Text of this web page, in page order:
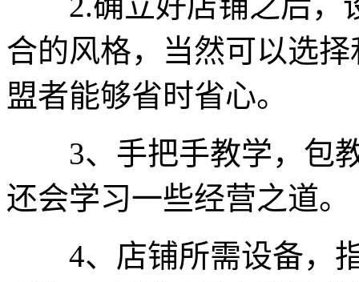
合的风格，当然可以选
盟者能够省时省心。
3、手把手教学，包教
还会学习一些经营之道。
4、店铺所需设备，指